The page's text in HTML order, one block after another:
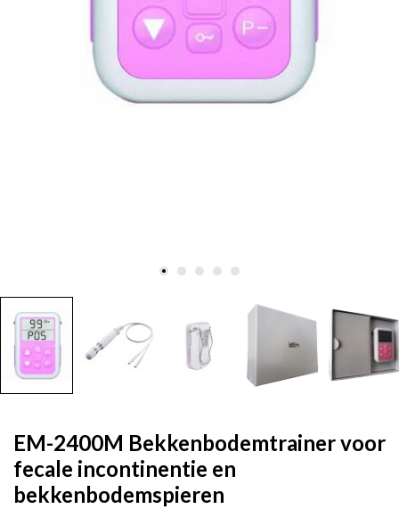
EM-2400M Bekkenbodemtrainer voor
fecale incontinentie en
bekkenbodemspieren